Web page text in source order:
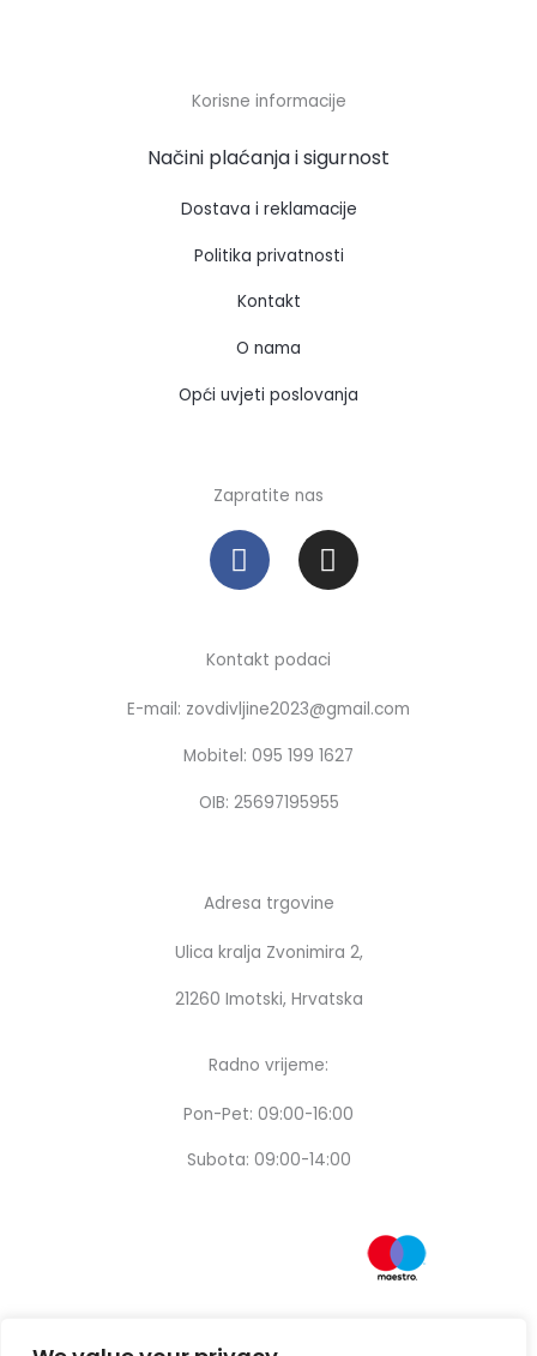
Korisne informacije
Načini plaćanja i sigurnost
Dostava i reklamacije
Politika privatnosti
Kontakt
O nama
Opći uvjeti poslovanja
Zapratite nas
F
a
c
b
o
o
k
I
n
s
a
g
r
a
m
Kontakt podaci
E-mail: zovdivljine2023@gmail.com
Mobitel: 095 199 1627
OIB: 25697195955
Adresa trgovine
Ulica kralja Zvonimira 2,
21260 Imotski, Hrvatska
Radno vrijeme:
Pon-Pet: 09:00-16:00
Subota: 09:00-14:00